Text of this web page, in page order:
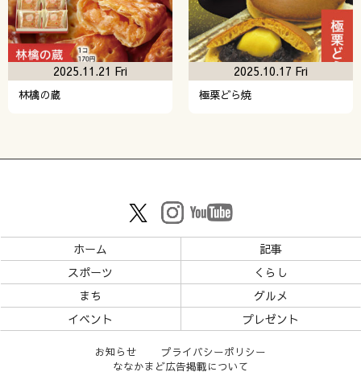
林檎の蔵
2025.11.21 Fri
極栗どら焼
2025.10.17 Fri
ホーム
記事
スポーツ
くらし
まち
グルメ
イベント
プレゼント
お知らせ
プライバシーポリシー
ななかまど広告掲載について